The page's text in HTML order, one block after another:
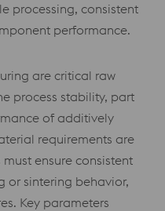
processing, consistent
performance.
are critical raw
process stability, part
of additively
requirements are
ensure consistent
or sintering behavior,
Key parameters